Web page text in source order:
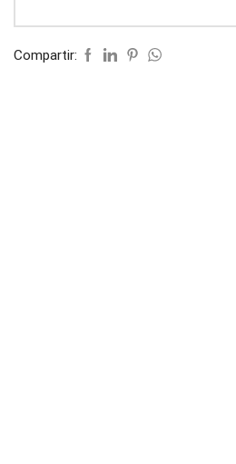
Compartir: